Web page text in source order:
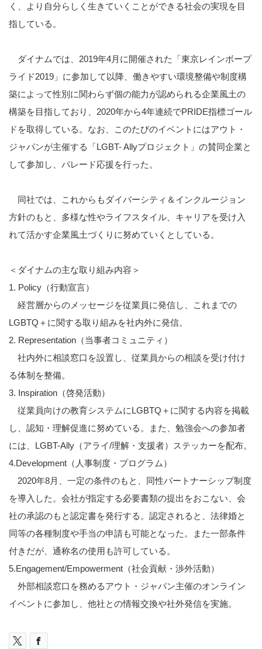
く、より自分らしく生きていくことができる社会の実現を目
指している。
ダイナムでは、 2019年4月に開催された「東京レインボープ
ライド2019 」に参加して以降、働きやすい環境整備や制度構
築によって性別に関わらず個の能力が認められる企業風土の
構築を目指しており、 2020年から4年連続でPRIDE指標ゴール
ドを取得している。なお、このたびのイベントにはアウト・
ジャパンが主催する「LGBT- Allyプロジェクト」の賛同企業と
して参加し、パレード応援を行った。
同社では、これからもダイバーシティ＆インクルージョン
方針のもと、多様な性やライフスタイル、キャリアを受け入
れて活かす企業風土づくりに努めていくとしている。
＜ダイナムの主な取り組み内容＞
1. Policy （行動宣言）
経営層からのメッセージを従業員に発信し、これまでの
LGBTQ ＋に関する取り組みを社内外に発信。
2. Representation （当事者コミュニティ）
社内外に相談窓口を設置し、従業員からの相談を受け付け
る体制を整備。
3. Inspiration （啓発活動）
従業員向けの教育システムにLGBTQ ＋に関する内容を掲載
し、認知・理解促進に努めている。また、勉強会への参加者
には、 LGBT-Ally （アライ/理解・支援者）ステッカーを配布。
4.Development （人事制度・プログラム）
2020年8月、一定の条件のもと、同性パートナーシップ制度
を導入した。会社が指定する必要書類の提出をおこない、会
社の承認のもと認定書を発行する。認定されると、法律婚と
同等の各種制度や手当の申請も可能となった。また一部条件
付きだが、通称名の使用も許可している。
5.Engagement/Empowerment （社会貢献・渉外活動）
外部相談窓口を務めるアウト・ジャパン主催のオンライン
イベントに参加し、他社との情報交換や社外発信を実施。